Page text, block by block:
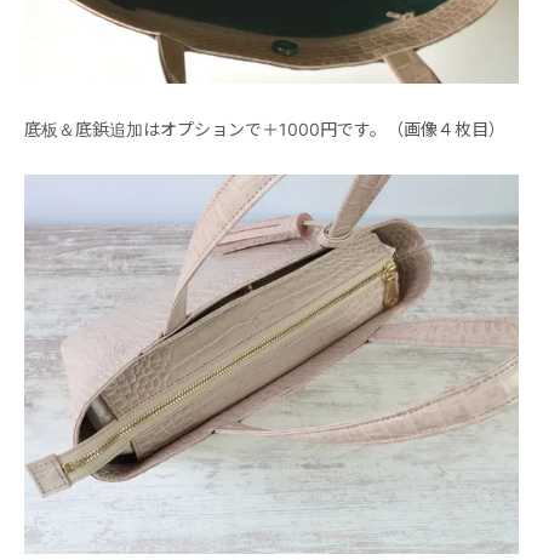
底板＆底鋲追加はオプションで＋1000円です。（画像４枚目）